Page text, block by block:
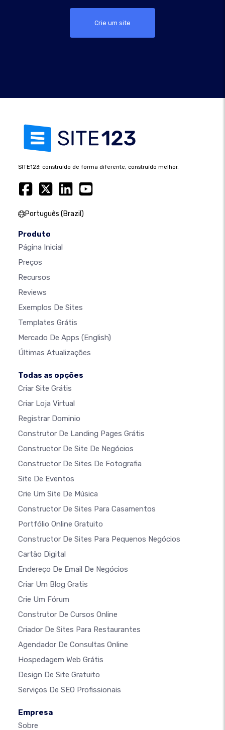
Crie um site
SITE123: construído de forma diferente, construído melhor.
Português (Brazil)
Produto
Página Inicial
Preços
Recursos
Reviews
Exemplos De Sites
Templates Grátis
Mercado De Apps (English)
Últimas Atualizações
Todas as opções
Criar Site Grátis
Criar Loja Virtual
Registrar Dominio
Construtor De Landing Pages Grátis
Constructor De Site De Negócios
Constructor De Sites De Fotografia
Site De Eventos
Crie Um Site De Música
Constructor De Sites Para Casamentos
Portfólio Online Gratuito
Constructor De Sites Para Pequenos Negócios
Cartão Digital
Endereço De Email De Negócios
Criar Um Blog Gratis
Crie Um Fórum
Construtor De Cursos Online
Criador De Sites Para Restaurantes
Agendador De Consultas Online
Hospedagem Web Grátis
Design De Site Gratuito
Serviços De SEO Profissionais
Empresa
Sobre